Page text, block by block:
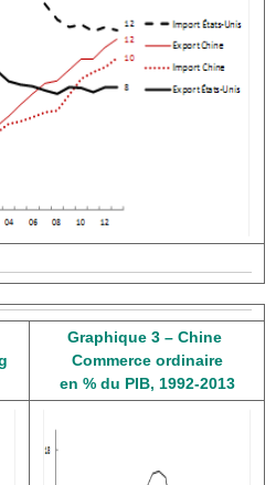
Graphique 3 – Chine
Commerce ordinaire
en % du PIB, 1992-2013